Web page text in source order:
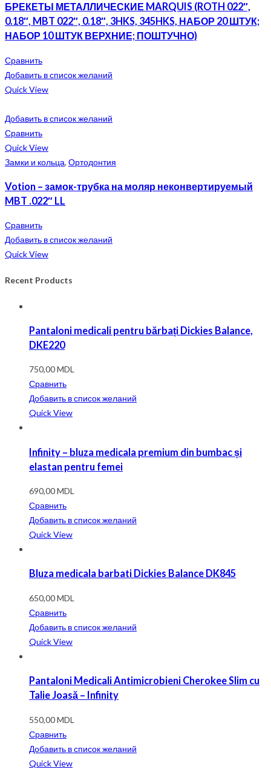
БРЕКЕТЫ МЕТАЛЛИЧЕСКИЕ MARQUIS (ROTH 022″,
0.18″, MBT 022″, 0.18″, 3HKS, 345HKS, НАБОР 20 ШТУК;
НАБОР 10 ШТУК ВЕРХНИЕ; ПОШТУЧНО)
Сравнить
Добавить в список желаний
Quick View
Добавить в список желаний
Сравнить
Quick View
Замки и кольца, Ортодонтия
Votion – замок-трубка на моляр неконвертируемый
MBT .022″ LL
Сравнить
Добавить в список желаний
Quick View
Recent Products
Pantaloni medicali pentru bărbați Dickies Balance,
DKE220
750,00MDL
Сравнить
Добавить в список желаний
Quick View
Infinity – bluza medicala premium din bumbac și
elastan pentru femei
690,00MDL
Сравнить
Добавить в список желаний
Quick View
Bluza medicala barbati Dickies Balance DK845
650,00MDL
Сравнить
Добавить в список желаний
Quick View
Pantaloni Medicali Antimicrobieni Cherokee Slim cu
Talie Joasă – Infinity
550,00MDL
Сравнить
Добавить в список желаний
Quick View